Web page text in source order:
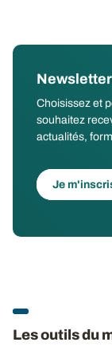
Choisissez et
souhaitez
actualités,
Je
Les outils du